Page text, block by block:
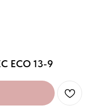
ЕСО 13-9